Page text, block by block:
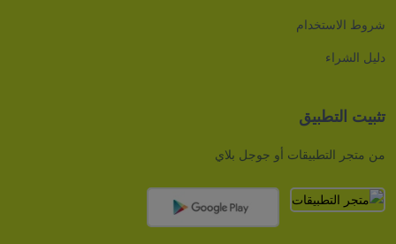
شروط الاستخدام
دليل الشراء
تثبيت التطبيق
من متجر التطبيقات أو جوجل بلاي